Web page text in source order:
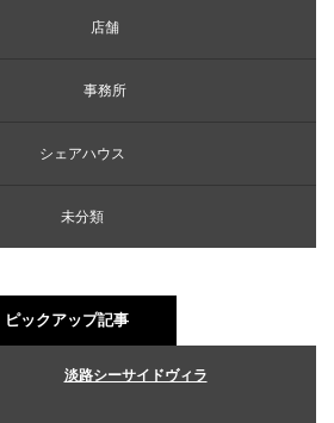
店舗
事務所
シェアハウス
未分類
ピックアップ記事
淡路シーサイドヴィラ